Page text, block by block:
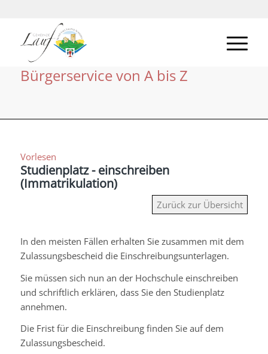
Bürgerservice von A bis Z
Vorlesen
Studienplatz - einschreiben
(Immatrikulation)
Zurück zur Übersicht
In den meisten Fällen erhalten Sie zusammen mit dem
Zulassungsbescheid die Einschreibungsunterlagen.
Sie müssen sich nun an der Hochschule einschreiben
und schriftlich erklären, dass Sie den Studienplatz
annehmen.
Die Frist für die Einschreibung finden Sie auf dem
Zulassungsbescheid.